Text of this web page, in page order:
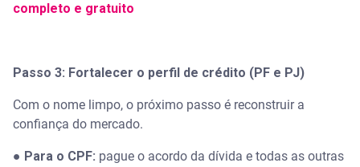
completo e gratuito
Passo 3: Fortalecer o perfil de crédito (PF e PJ)
Com o nome limpo, o próximo passo é reconstruir a
confiança do mercado.
● Para o CPF: pague o acordo da dívida e todas as outras